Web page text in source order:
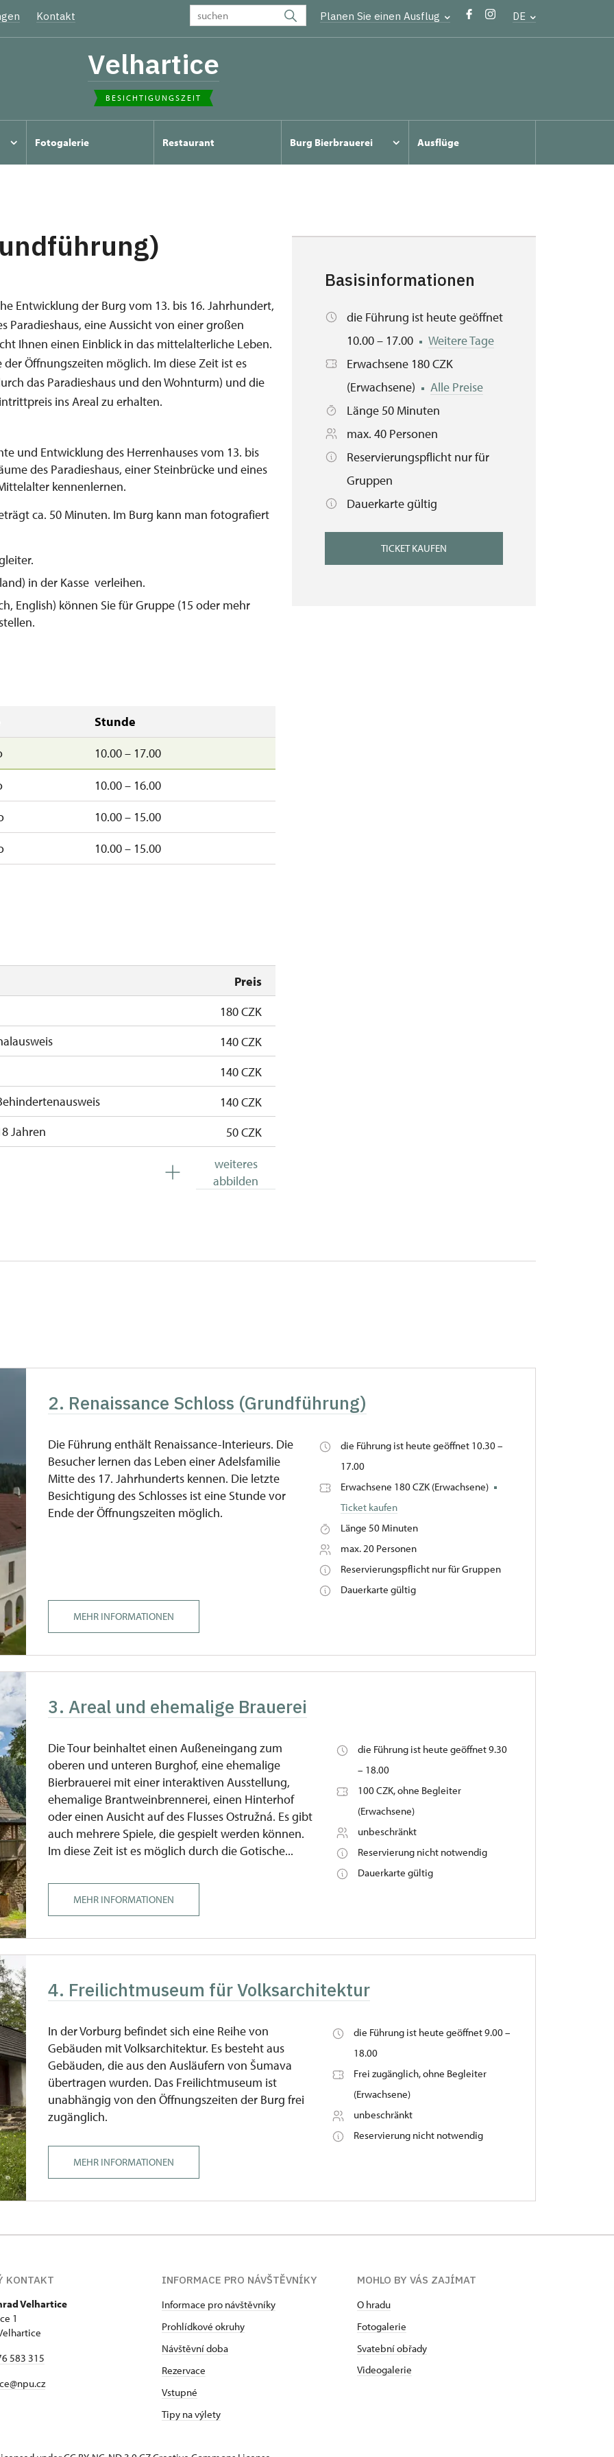
Kontakt Planen Sie einen Ausflug DE
Velhartice
BESICHTIGUNGSZEIT
Fotogalerie Restaurant Burg Bierbrauerei Ausflüge
Entwicklung der Burg vom 13. bis 16. Jahrhundert,
Paradieshaus, eine Aussicht von einer großen
Ihnen einen Einblick in das mittelalterliche Leben.
Öffnungszeiten möglich. Im diese Zeit ist es
das Paradieshaus und den Wohnturm) und die
ins Areal zu erhalten.
und Entwicklung des Herrenhauses vom 13. bis
des Paradieshaus, einer Steinbrücke und eines
kennenlernen.
ca. 50 Minuten. Im Burg kann man fotografiert
in der Kasse verleihen.
English) können Sie für Gruppe (15 oder mehr
Stunde
10.00 – 17.00
10.00 – 16.00
10.00 – 15.00
10.00 – 15.00
Preis
180 CZK
140 CZK
140 CZK
140 CZK
Jahren
50 CZK
kostenlos
kostenlos
kostenlos
kostenlos
kostenlos
weiteres
abbilden
Basisinformationen
die Führung ist heute geöffnet
10.00 – 17.00
Weitere Tage
Erwachsene 180 CZK
(Erwachsene)
Alle Preise
Länge 50 Minuten
max. 40 Personen
Reservierungspflicht nur für
Gruppen
Dauerkarte gültig
TICKET KAUFEN
2. Renaissance Schloss (Grundführung)
Die Führung enthält Renaissance-Interieurs. Die
Besucher lernen das Leben einer Adelsfamilie
Mitte des 17. Jahrhunderts kennen. Die letzte
Besichtigung des Schlosses ist eine Stunde vor
Ende der Öffnungszeiten möglich.
die Führung ist heute geöffnet 10.30 –
17.00
Erwachsene 180 CZK (Erwachsene)
Ticket kaufen
Länge 50 Minuten
max. 20 Personen
Reservierungspflicht nur für Gruppen
Dauerkarte gültig
MEHR INFORMATIONEN
3. Areal und ehemalige Brauerei
Die Tour beinhaltet einen Außeneingang zum
oberen und unteren Burghof, eine ehemalige
Bierbrauerei mit einer interaktiven Ausstellung,
ehemalige Brantweinbrennerei, einen Hinterhof
oder einen Ausicht auf des Flusses Ostružná. Es gibt
auch mehrere Spiele, die gespielt werden können.
Im diese Zeit ist es möglich durch die Gotische...
die Führung ist heute geöffnet 9.30
– 18.00
100 CZK, ohne Begleiter
(Erwachsene)
unbeschränkt
Reservierung nicht notwendig
Dauerkarte gültig
MEHR INFORMATIONEN
4. Freilichtmuseum für Volksarchitektur
In der Vorburg befindet sich eine Reihe von
Gebäuden mit Volksarchitektur. Es besteht aus
Gebäuden, die aus den Ausläufern von Šumava
übertragen wurden. Das Freilichtmuseum ist
unabhängig von den Öffnungszeiten der Burg frei
zugänglich.
die Führung ist heute geöffnet 9.00 –
18.00
Frei zugänglich, ohne Begleiter
(Erwachsene)
unbeschränkt
Reservierung nicht notwendig
MEHR INFORMATIONEN
KONTAKT
Velhartice
1
583 315
INFORMACE PRO NÁVŠTĚVNÍKY
Informace pro návštěvníky
Prohlídkové okruhy
Návštěvní doba
Rezervace
Vstupné
Tipy na výlety
MOHLO BY VÁS ZAJÍMAT
O hradu
Fotogalerie
Svatební obřady
Videogalerie